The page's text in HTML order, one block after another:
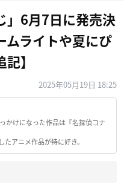
」6月7日に発売決
ムライトや夏にぴ
】
2025年05月19日 18:25
かけになった作品は『名探偵コナ
アニメ作品が特に好き。